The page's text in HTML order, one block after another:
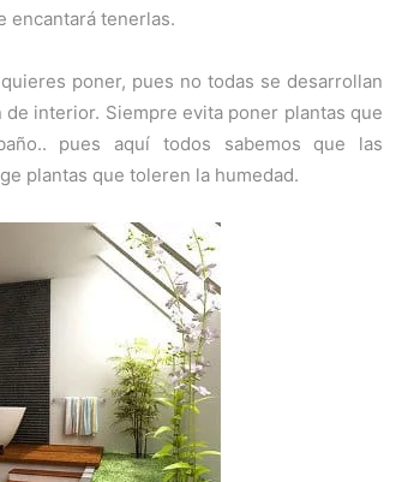
encantará tenerlas.
poner, pues no todas se desarrollan
interior. Siempre evita poner plantas que
pues aquí todos sabemos que las
plantas que toleren la humedad.